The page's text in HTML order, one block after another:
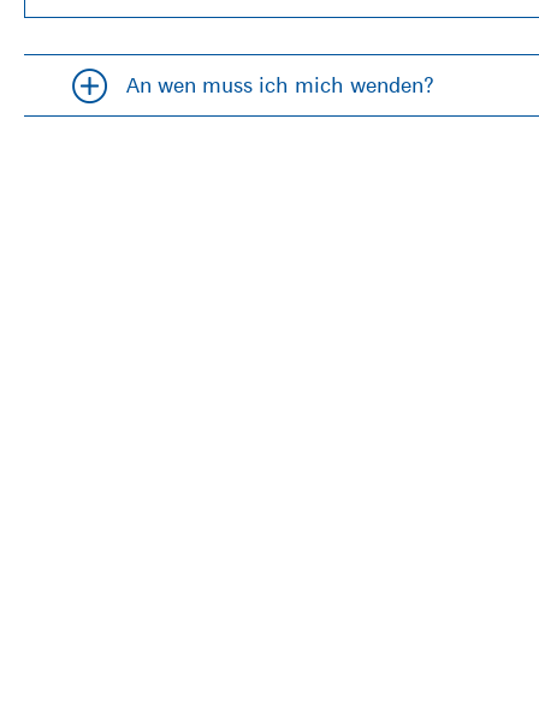
Accordion öfffnen und schließen
An wen muss ich mich wenden?